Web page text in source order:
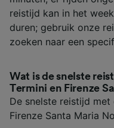
reistijd kan in het
duren; gebruik onze
zoeken naar een
Wat is de snelste
Termini en Firenze
De snelste reistijd met
Firenze Santa Maria